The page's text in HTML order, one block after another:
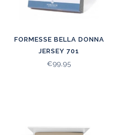
FORMESSE BELLA DONNA
JERSEY 701
€99,95